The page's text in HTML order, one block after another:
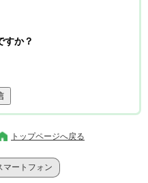
すか？
トップページへ戻る
マートフォン